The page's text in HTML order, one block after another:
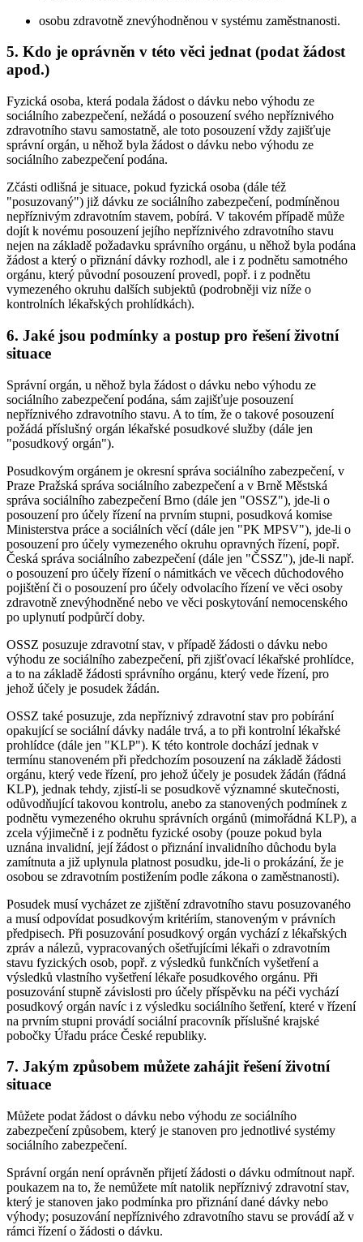
osobu zdravotně znevýhodněnou v systému zaměstnanosti.
5. Kdo je oprávněn v této věci jednat (podat žádost
apod.)
Fyzická osoba, která podala žádost o dávku nebo výhodu ze
sociálního zabezpečení, nežádá o posouzení svého nepříznivého
zdravotního stavu samostatně, ale toto posouzení vždy zajišťuje
správní orgán, u něhož byla žádost o dávku nebo výhodu ze
sociálního zabezpečení podána.
Zčásti odlišná je situace, pokud fyzická osoba (dále též
"posuzovaný") již dávku ze sociálního zabezpečení, podmíněnou
nepříznivým zdravotním stavem, pobírá. V takovém případě může
dojít k novému posouzení jejího nepříznivého zdravotního stavu
nejen na základě požadavku správního orgánu, u něhož byla podána
žádost a který o přiznání dávky rozhodl, ale i z podnětu samotného
orgánu, který původní posouzení provedl, popř. i z podnětu
vymezeného okruhu dalších subjektů (podrobněji viz níže o
kontrolních lékařských prohlídkách).
6. Jaké jsou podmínky a postup pro řešení životní
situace
Správní orgán, u něhož byla žádost o dávku nebo výhodu ze
sociálního zabezpečení podána, sám zajišťuje posouzení
nepříznivého zdravotního stavu. A to tím, že o takové posouzení
požádá příslušný orgán lékařské posudkové služby (dále jen
"posudkový orgán").
Posudkovým orgánem je okresní správa sociálního zabezpečení, v
Praze Pražská správa sociálního zabezpečení a v Brně Městská
správa sociálního zabezpečení Brno (dále jen "OSSZ"), jde-li o
posouzení pro účely řízení na prvním stupni, posudková komise
Ministerstva práce a sociálních věcí (dále jen "PK MPSV"), jde-li o
posouzení pro účely vymezeného okruhu opravných řízení, popř.
Česká správa sociálního zabezpečení (dále jen "ČSSZ"), jde-li např.
o posouzení pro účely řízení o námitkách ve věcech důchodového
pojištění či o posouzení pro účely odvolacího řízení ve věci osoby
zdravotně znevýhodněné nebo ve věci poskytování nemocenského
po uplynutí podpůrčí doby.
OSSZ posuzuje zdravotní stav, v případě žádosti o dávku nebo
výhodu ze sociálního zabezpečení, při zjišťovací lékařské prohlídce,
a to na základě žádosti správního orgánu, který vede řízení, pro
jehož účely je posudek žádán.
OSSZ také posuzuje, zda nepříznivý zdravotní stav pro pobírání
opakující se sociální dávky nadále trvá, a to při kontrolní lékařské
prohlídce (dále jen "KLP"). K této kontrole dochází jednak v
termínu stanoveném při předchozím posouzení na základě žádosti
orgánu, který vede řízení, pro jehož účely je posudek žádán (řádná
KLP), jednak tehdy, zjistí-li se posudkově významné skutečnosti,
odůvodňující takovou kontrolu, anebo za stanovených podmínek z
podnětu vymezeného okruhu správních orgánů (mimořádná KLP), a
zcela výjimečně i z podnětu fyzické osoby (pouze pokud byla
uznána invalidní, její žádost o přiznání invalidního důchodu byla
zamítnuta a již uplynula platnost posudku, jde-li o prokázání, že je
osobou se zdravotním postižením podle zákona o zaměstnanosti).
Posudek musí vycházet ze zjištění zdravotního stavu posuzovaného
a musí odpovídat posudkovým kritériím, stanoveným v právních
předpisech. Při posuzování posudkový orgán vychází z lékařských
zpráv a nálezů, vypracovaných ošetřujícími lékaři o zdravotním
stavu fyzických osob, popř. z výsledků funkčních vyšetření a
výsledků vlastního vyšetření lékaře posudkového orgánu. Při
posuzování stupně závislosti pro účely příspěvku na péči vychází
posudkový orgán navíc i z výsledku sociálního šetření, které v řízení
na prvním stupni provádí sociální pracovník příslušné krajské
pobočky Úřadu práce České republiky.
7. Jakým způsobem můžete zahájit řešení životní
situace
Můžete podat žádost o dávku nebo výhodu ze sociálního
zabezpečení způsobem, který je stanoven pro jednotlivé systémy
sociálního zabezpečení.
Správní orgán není oprávněn přijetí žádosti o dávku odmítnout např.
poukazem na to, že nemůžete mít natolik nepříznivý zdravotní stav,
který je stanoven jako podmínka pro přiznání dané dávky nebo
výhody; posuzování nepříznivého zdravotního stavu se provádí až v
rámci řízení o žádosti o dávku.